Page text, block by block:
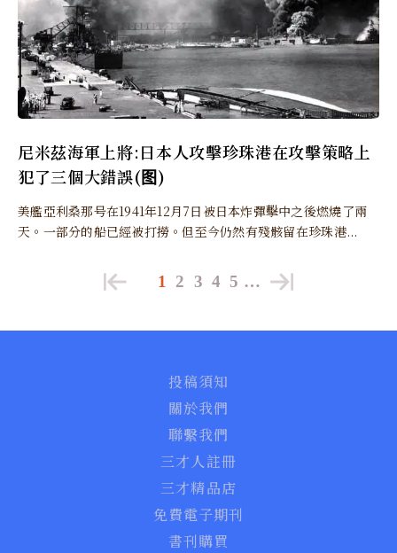
尼米茲海軍上將:日本人攻擊珍珠港在攻擊策略上
犯了三個大錯誤(图)
美艦亞利桑那号在1941年12月7日被日本炸彈擊中之後燃燒了兩
天。一部分的船已經被打撈。但至今仍然有殘骸留在珍珠港...
1 2 3 4 5 …
投稿須知
關於我們
聯繫我們
三才人註冊
三才精品店
免費電子期刊
書刊購買